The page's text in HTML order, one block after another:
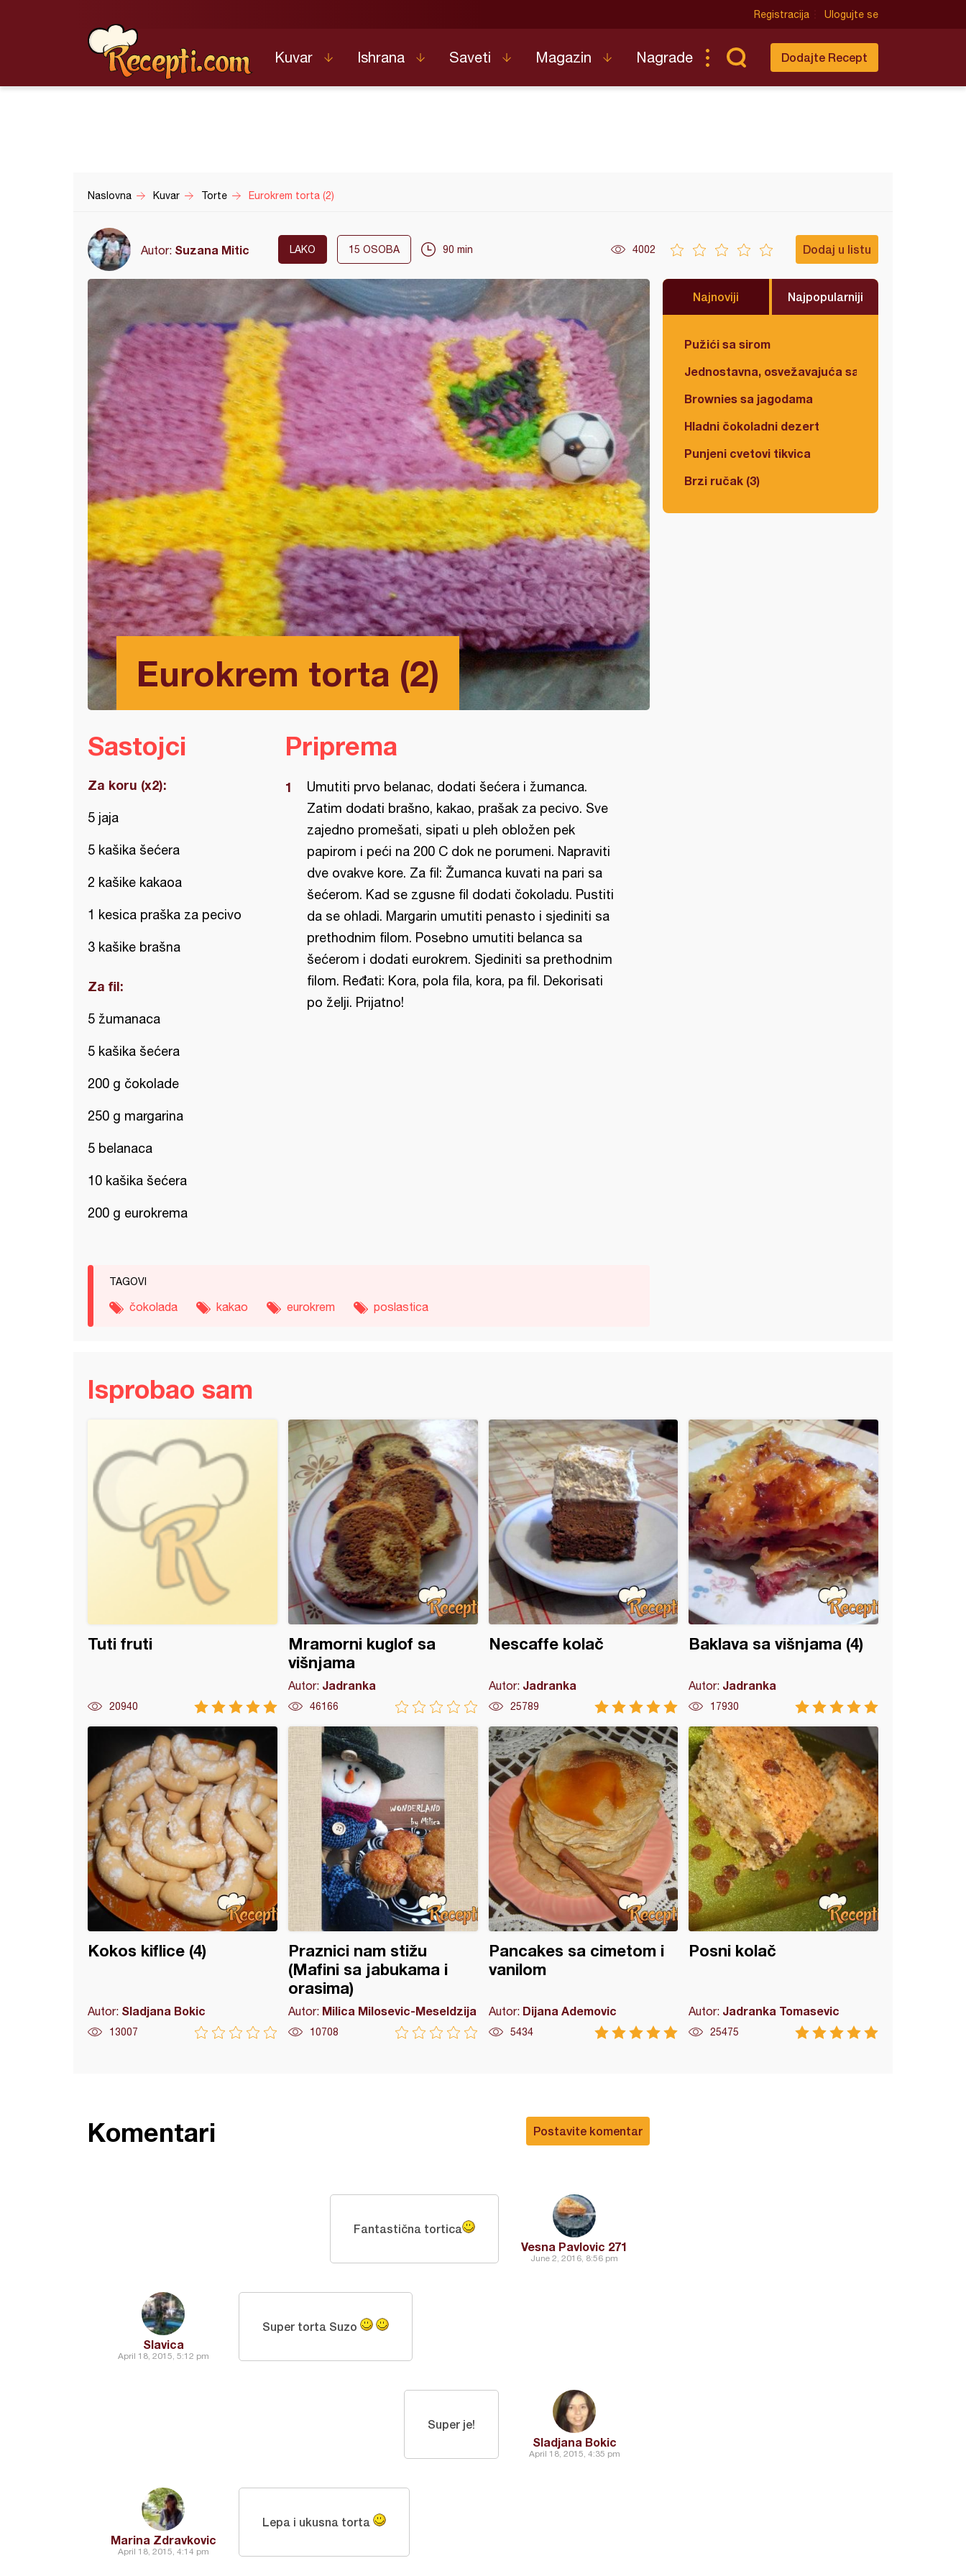
Registracija Ulogujte se
Kuvar Ishrana Saveti Magazin Nagrade Dodajte Recept
Naslovna Kuvar Torte Eurokrem torta (2)
Autor: Suzana Mitic LAKO 15 OSOBA 90 min 4002 Dodaj u listu
Eurokrem torta (2)
Najnoviji Najpopularniji
Pužići sa sirom
Jednostavna, osvežavajuća salata
Brownies sa jagodama
Hladni čokoladni dezert
Punjeni cvetovi tikvica
Brzi ručak (3)
Sastojci
Za koru (x2):
5 jaja
5 kašika šećera
2 kašike kakaoa
1 kesica praška za pecivo
3 kašike brašna
Za fil:
5 žumanaca
5 kašika šećera
200 g čokolade
250 g margarina
5 belanaca
10 kašika šećera
200 g eurokrema
Priprema
Umutiti prvo belanac, dodati šećera i žumanca.
Zatim dodati brašno, kakao, prašak za pecivo. Sve
zajedno promešati, sipati u pleh obložen pek
papirom i peći na 200 C dok ne porumeni. Napraviti
dve ovakve kore. Za fil: Žumanca kuvati na pari sa
šećerom. Kad se zgusne fil dodati čokoladu. Pustiti
da se ohladi. Margarin umutiti penasto i sjediniti sa
prethodnim filom. Posebno umutiti belanca sa
šećerom i dodati eurokrem. Sjediniti sa prethodnim
filom. Ređati: Kora, pola fila, kora, pa fil. Dekorisati
po želji. Prijatno!
TAGOVI
čokolada kakao eurokrem poslastica
Isprobao sam
Tuti fruti
20940
Mramorni kuglof sa
višnjama
Autor: Jadranka
46166
Nescaffe kolač
Autor: Jadranka
25789
Baklava sa višnjama (4)
Autor: Jadranka
17930
Kokos kiflice (4)
Autor: Sladjana Bokic
13007
Praznici nam stižu
(Mafini sa jabukama i
orasima)
Autor: Milica Milosevic-Meseldzija
10708
Pancakes sa cimetom i
vanilom
Autor: Dijana Ademovic
5434
Posni kolač
Autor: Jadranka Tomasevic
25475
Postavite komentar
Komentari
Vesna Pavlovic 271
June 2, 2016, 8:56 pm
Fantastična tortica
Slavica
April 18, 2015, 5:12 pm
Super torta Suzo
Sladjana Bokic
April 18, 2015, 4:35 pm
Super je!
Marina Zdravkovic
April 18, 2015, 4:14 pm
Lepa i ukusna torta